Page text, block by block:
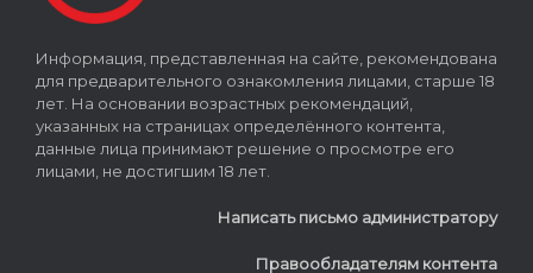
Информация, представленная на сайте, рекомендована
для предварительного ознакомления лицами, старше 18
лет. На основании возрастных рекомендаций,
указанных на страницах определённого контента,
данные лица принимают решение о просмотре его
лицами, не достигшим 18 лет.
Написать письмо администратору
Правообладателям контента